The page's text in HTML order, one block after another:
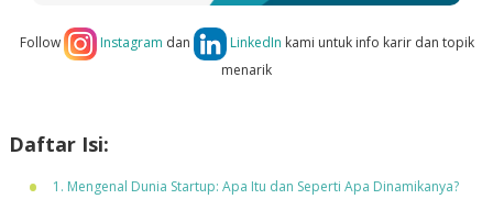
Follow Instagram dan LinkedIn kami untuk info karir dan topik
menarik
Daftar Isi:
1. Mengenal Dunia Startup: Apa Itu dan Seperti Apa Dinamikanya?